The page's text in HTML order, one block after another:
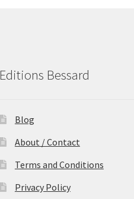
Editions Bessard
Blog
About / Contact
Terms and Conditions
Privacy Policy